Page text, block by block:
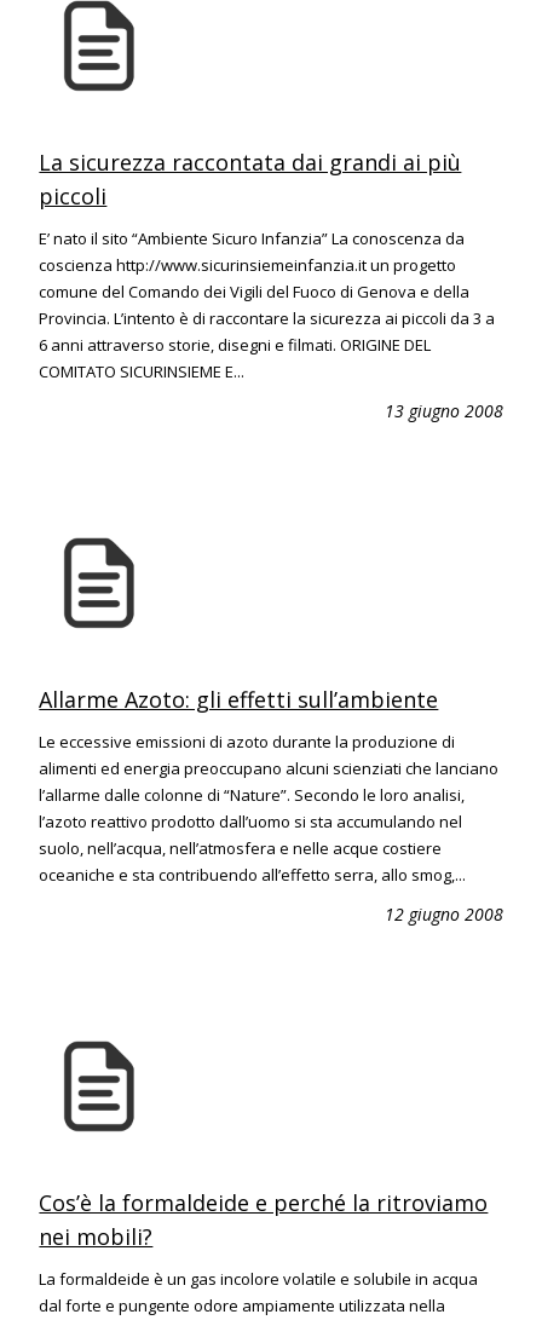
La sicurezza raccontata dai grandi ai più
piccoli
E’ nato il sito “Ambiente Sicuro Infanzia” La conoscenza da
coscienza http://www.sicurinsiemeinfanzia.it un progetto
comune del Comando dei Vigili del Fuoco di Genova e della
Provincia. L’intento è di raccontare la sicurezza ai piccoli da 3 a
6 anni attraverso storie, disegni e filmati. ORIGINE DEL
COMITATO SICURINSIEME E...
13 giugno 2008
Allarme Azoto: gli effetti sull’ambiente
Le eccessive emissioni di azoto durante la produzione di
alimenti ed energia preoccupano alcuni scienziati che lanciano
l’allarme dalle colonne di “Nature”. Secondo le loro analisi,
l’azoto reattivo prodotto dall’uomo si sta accumulando nel
suolo, nell’acqua, nell’atmosfera e nelle acque costiere
oceaniche e sta contribuendo all’effetto serra, allo smog,...
12 giugno 2008
Cos’è la formaldeide e perché la ritroviamo
nei mobili?
La formaldeide è un gas incolore volatile e solubile in acqua
dal forte e pungente odore ampiamente utilizzata nella